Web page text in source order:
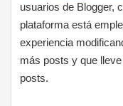
usuarios de Blogger,
plataforma está
experiencia
más posts y que
posts.